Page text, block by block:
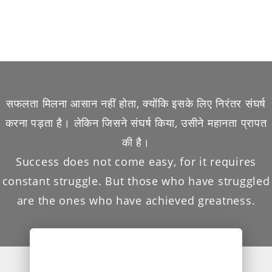
सफलता मिलना आसान नहीं होता, क्योंकि इसके लिए निरंतर संघर्ष
करना पड़ता है। लेकिन जिसने संघर्ष किया, उसीने महानता प्रापत
की है।
Success does not come easy, for it requires
constant struggle. But those who have struggled
are the ones who have achieved greatness.